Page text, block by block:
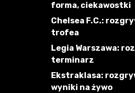
forma, ciekawostki
Chelsea F.C.:
trofea
Legia Warszawa:
terminarz
Ekstraklasa:
wyniki na żywo